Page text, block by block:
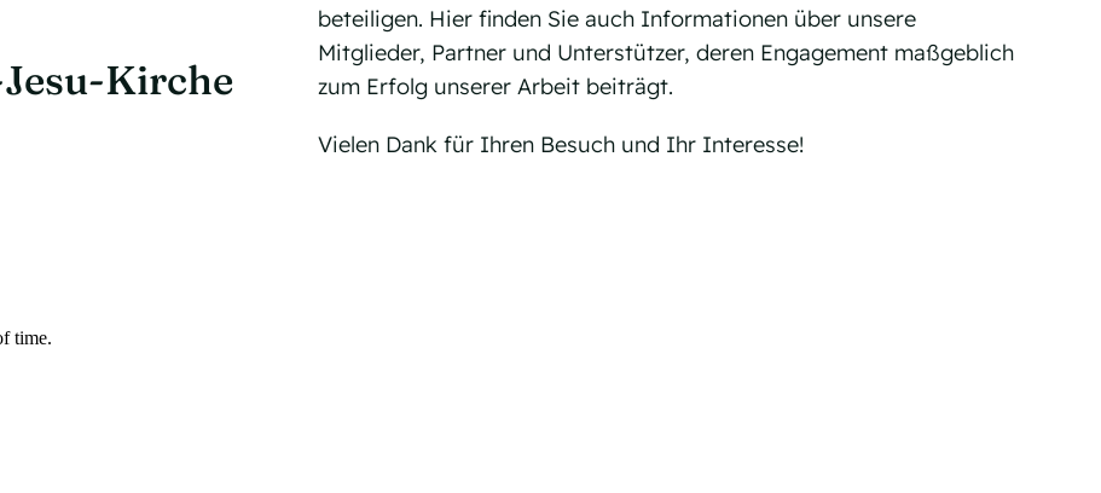
Kirche
beteiligen. Hier finden Sie auch Informationen über unsere
Mitglieder, Partner und Unterstützer, deren Engagement maßgeblich
zum Erfolg unserer Arbeit beiträgt.
Vielen Dank für Ihren Besuch und Ihr Interesse!